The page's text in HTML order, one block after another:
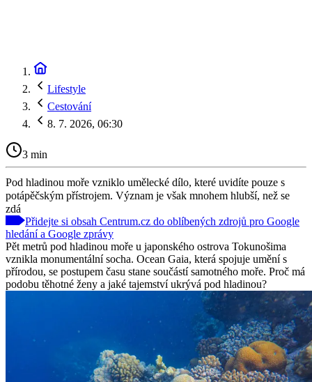
Lifestyle
Cestování
8. 7. 2026, 06:30
3 min
Pod hladinou moře vzniklo umělecké dílo, které uvidíte pouze s
potápěčským přístrojem. Význam je však mnohem hlubší, než se
zdá
Přidejte si obsah Centrum.cz do oblíbených zdrojů pro Google
hledání a Google zprávy
Pět metrů pod hladinou moře u japonského ostrova Tokunošima
vznikla monumentální socha. Ocean Gaia, která spojuje umění s
přírodou, se postupem času stane součástí samotného moře. Proč má
podobu těhotné ženy a jaké tajemství ukrývá pod hladinou?